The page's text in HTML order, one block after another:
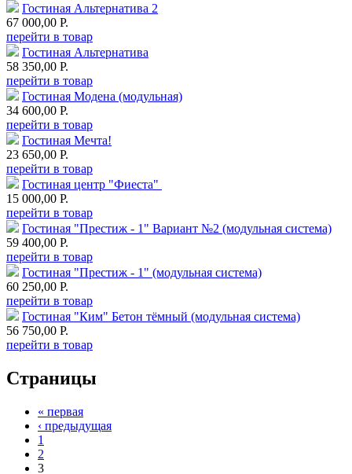
Гостиная Альтернатива 2
67 000,00 Р.
перейти в товар
Гостиная Альтернатива
58 350,00 Р.
перейти в товар
Гостиная Модена (модульная)
34 600,00 Р.
перейти в товар
Гостиная Мечта!
23 650,00 Р.
перейти в товар
Гостиная центр "Фиеста"
15 000,00 Р.
перейти в товар
Гостиная "Престиж - 1" Вариант №2 (модульная система)
59 400,00 Р.
перейти в товар
Гостиная "Престиж - 1" (модульная система)
60 250,00 Р.
перейти в товар
Гостиная "Ким" Бетон тёмный (модульная система)
56 750,00 Р.
перейти в товар
Страницы
« первая
‹ предыдущая
1
2
3